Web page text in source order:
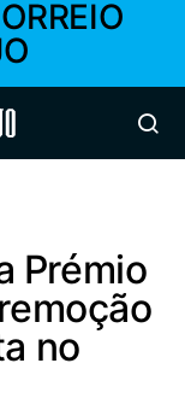
Prémio
no